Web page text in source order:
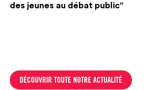
des jeunes au débat public"
DÉCOUVRIR TOUTE NOTRE ACTUALITÉ